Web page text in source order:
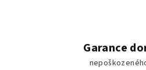
Garance